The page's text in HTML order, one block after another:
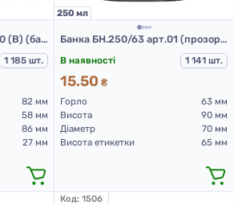
Банка Caviar ІІІ 5-82-250 (В) (банки скляні 250 мл)
1 185 шт.
82 мм
58 мм
86 мм
27 мм
250 мл
Банка БН.250/63 арт.01 (прозорий) (ПЕТ банки 250 мл)
В наявності 1 141 шт.
15.50 ₴
Горло
63 мм
Висота
90 мм
Діаметр
70 мм
Висота етикетки
65 мм
Код: 1506